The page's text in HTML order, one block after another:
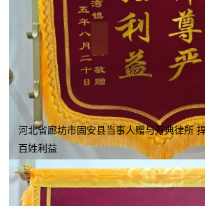
河北省廊坊市固安县当事人赠与万典律所
百姓利益